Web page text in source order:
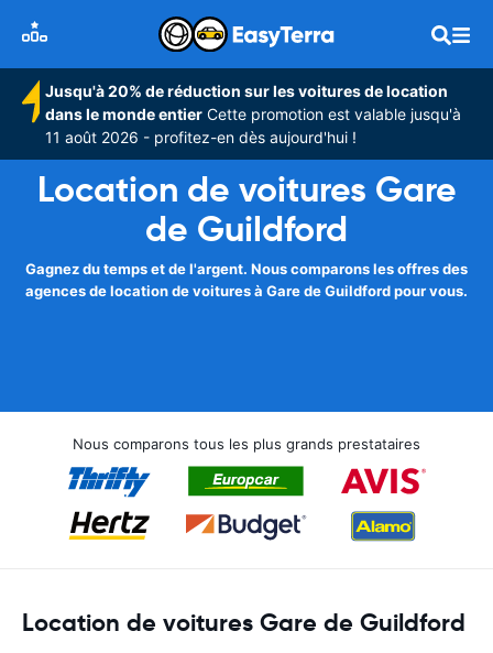
Jusqu'à 20% de réduction sur les voitures de location
dans le monde entier Cette promotion est valable jusqu'à
11 août 2026 - profitez-en dès aujourd'hui !
Location de voitures Gare
de Guildford
Gagnez du temps et de l'argent. Nous comparons les offres des
agences de location de voitures à Gare de Guildford pour vous.
Nous comparons tous les plus grands prestataires
Location de voitures Gare de Guildford